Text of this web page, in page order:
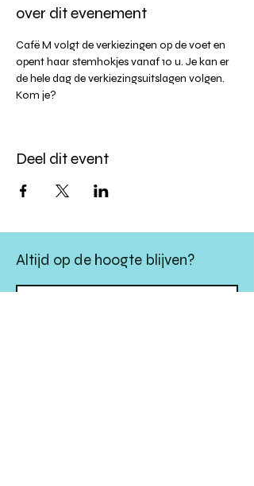
over dit evenement
Cafë M volgt de verkiezingen op de voet en
opent haar stemhokjes vanaf 10 u. Je kan er
de hele dag de verkiezingsuitslagen volgen.
Kom je?
Deel dit event
Altijd op de hoogte blijven?